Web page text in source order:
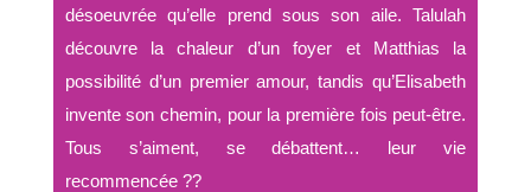
désoeuvrée qu’elle prend sous son aile. Talulah
découvre la chaleur d’un foyer et Matthias la
possibilité d’un premier amour, tandis qu’Elisabeth
invente son chemin, pour la première fois peut-être.
Tous s’aiment, se débattent… leur vie
recommencée ??